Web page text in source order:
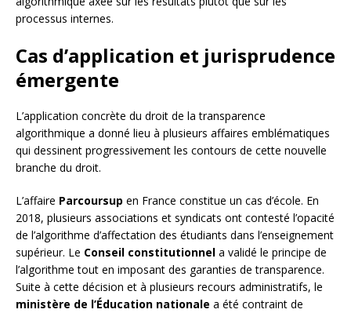
processus internes.
Cas d’application et jurisprudence
émergente
L’application concrète du droit de la transparence
algorithmique a donné lieu à plusieurs affaires emblématiques
qui dessinent progressivement les contours de cette nouvelle
branche du droit.
L’affaire Parcoursup en France constitue un cas d’école. En
2018, plusieurs associations et syndicats ont contesté l’opacité
de l’algorithme d’affectation des étudiants dans l’enseignement
supérieur. Le Conseil constitutionnel a validé le principe de
l’algorithme tout en imposant des garanties de transparence.
Suite à cette décision et à plusieurs recours administratifs, le
ministère de l’Éducation nationale a été contraint de